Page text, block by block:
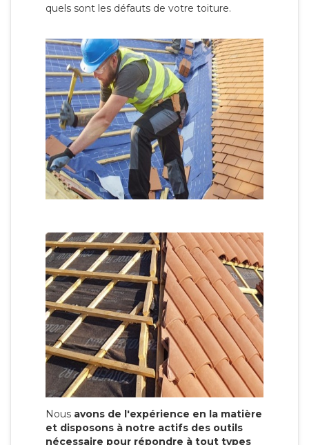
quels sont les défauts de votre toiture.
Nous avons de l'expérience en la matière
et disposons à notre actifs des outils
nécessaire pour répondre à tout types